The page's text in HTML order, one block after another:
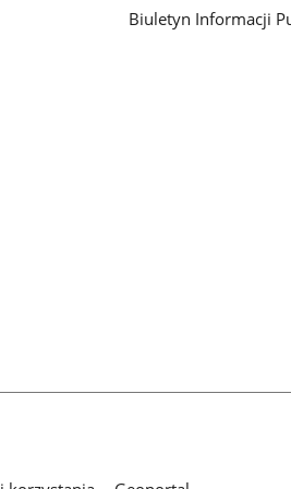
Biuletyn Informacji